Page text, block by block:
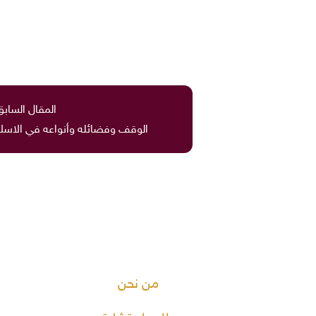
المقال
الوقف وفضائله وأنواعه في
من نحن